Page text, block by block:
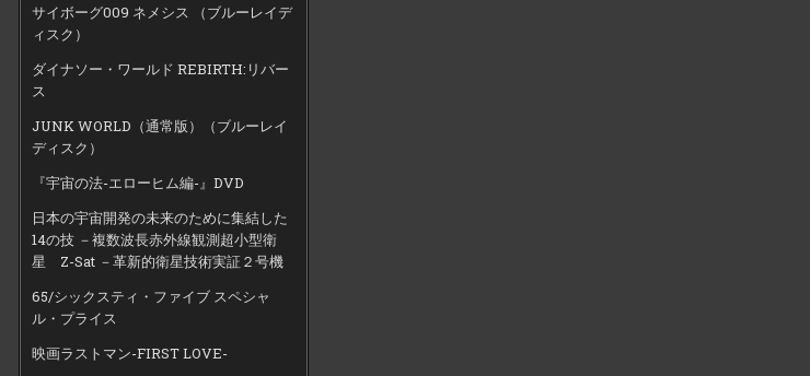
サイボーグ009 ネメシス （ブルーレイデ
ィスク）
ダイナソー・ワールド REBIRTH:リバー
ス
JUNK WORLD（通常版）（ブルーレイ
ディスク）
『宇宙の法-エローヒム編-』DVD
日本の宇宙開発の未来のために集結した
14の技 －複数波長赤外線観測超小型衛
星 Z-Sat －革新的衛星技術実証２号機
65/シックスティ・ファイブ スペシャ
ル・プライス
映画ラストマン-FIRST LOVE-